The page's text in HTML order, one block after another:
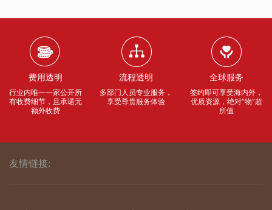
费用透明
行业内唯一一家公开所
有收费细节，且承诺无
额外收费
流程透明
多部门人员专业服务，
享受尊贵服务体验
全球服务
签约即可享受海内外，
优质资源，绝对“物”超
所值
友情链接: